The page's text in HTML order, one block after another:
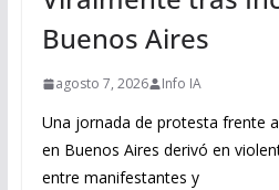
Buenos Aires
agosto 7, 2026 Info IA
Una jornada de protesta frente
en Buenos Aires derivó en
entre manifestantes y